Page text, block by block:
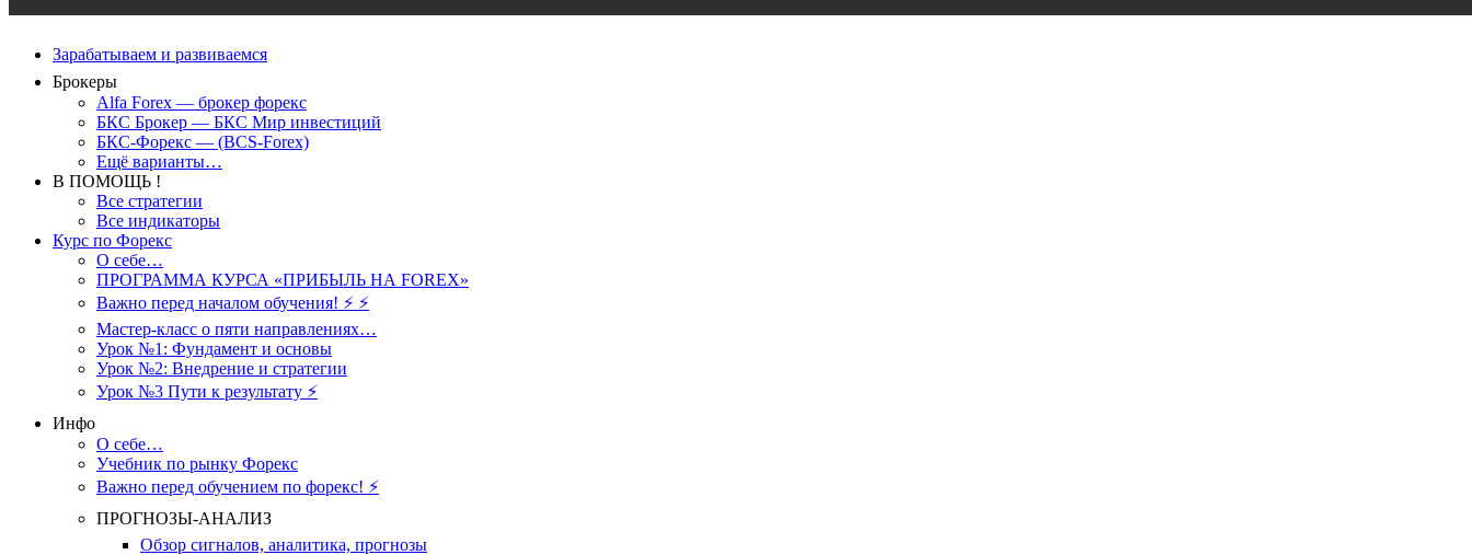
Зарабатываем и развиваемся
Брокеры
Alfa Forex — брокер форекс
БКС Брокер — БКС Мир инвестиций
БКС-Форекс — (BCS-Forex)
Ещё варианты…
В ПОМОЩЬ !
Все стратегии
Все индикаторы
Курс по Форекс
О себе…
ПРОГРАММА КУРСА «ПРИБЫЛЬ НА FOREX»
Важно перед началом обучения! ⚡ ⚡
Мастер-класс о пяти направлениях…
Урок №1: Фундамент и основы
Урок №2: Внедрение и стратегии
Урок №3 Пути к результату ⚡️
Инфо
О себе…
Учебник по рынку Форекс
Важно перед обучением по форекс! ⚡
ПРОГНОЗЫ-АНАЛИЗ
Обзор сигналов, аналитика, прогнозы